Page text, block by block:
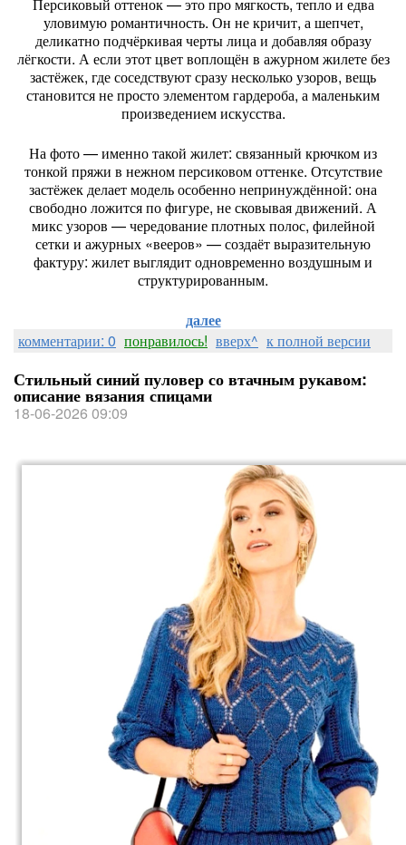
уловимую романтичность. Он не кричит, а шепчет,
деликатно подчёркивая черты лица и добавляя образу
лёгкости. А если этот цвет воплощён в ажурном жилете без
застёжек, где соседствуют сразу несколько узоров, вещь
становится не просто элементом гардероба, а маленьким
произведением искусства.
На фото — именно такой жилет: связанный крючком из
тонкой пряжи в нежном персиковом оттенке. Отсутствие
застёжек делает модель особенно непринуждённой: она
свободно ложится по фигуре, не сковывая движений. А
микс узоров — чередование плотных полос, филейной
сетки и ажурных «вееров» — создаёт выразительную
фактуру: жилет выглядит одновременно воздушным и
структурированным.
далее
комментарии: 0 понравилось! вверх^ к полной версии
Стильный синий пуловер со втачным рукавом:
описание вязания спицами
18-06-2026 09:09